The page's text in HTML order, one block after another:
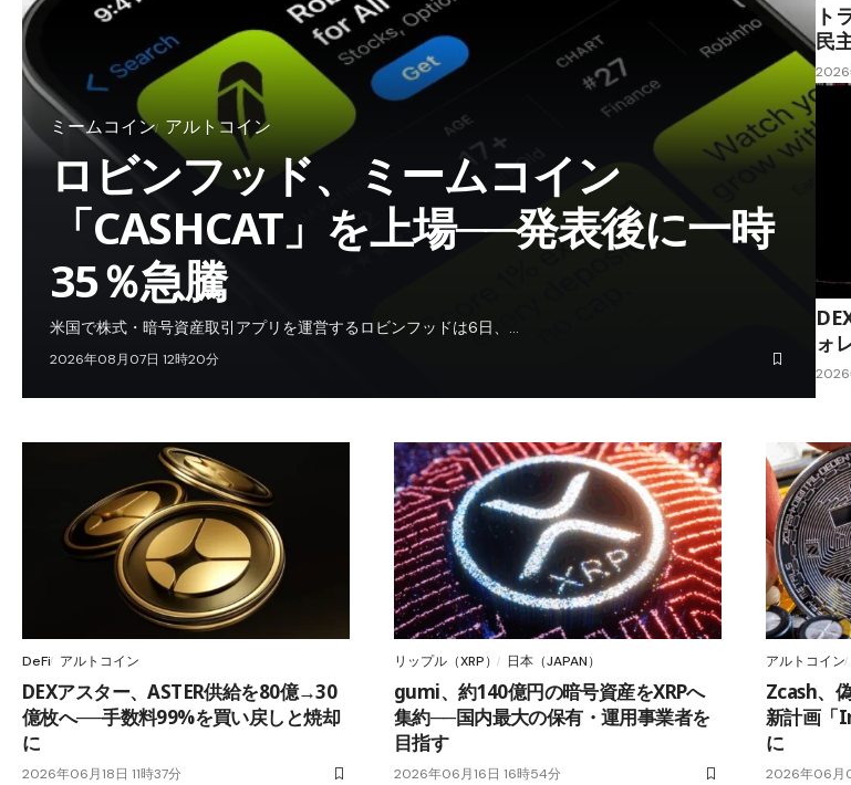
ミームコイン アルトコイン
ロビンフッド、ミームコイン
「CASHCAT」を上場──発表後に一時
35％急騰
米国で株式・暗号資産取引アプリを運営するロビンフッドは6日、…
2026年08月07日 12時20分
ト
民
2026
ォ
2026
DeFi アルトコイン
DEXアスター、ASTER供給を80億→30
億枚へ──手数料99%を買い戻しと焼却
に
2026年06月18日 11時37分
リップル（XRP） 日本（JAPAN）
gumi、約140億円の暗号資産をXRPへ
集約──国内最大の保有・運用事業者を
目指す
2026年06月16日 16時54分
アルトコイン
Zcash、
新計画「
に
2026年06月